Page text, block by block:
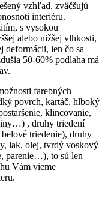
vzhľad, zväčšujú
interiéru.
s vysokou
alebo nižšej vlhkosti,
deformácii, len čo sa
50-60% podlaha má
farebných
povrch, kartáč, hlboký
klincovanie,
, druhy triedení
triedenie), druhy
lak, olej, tvrdý voskový
parenie…), to sú len
Vám vieme